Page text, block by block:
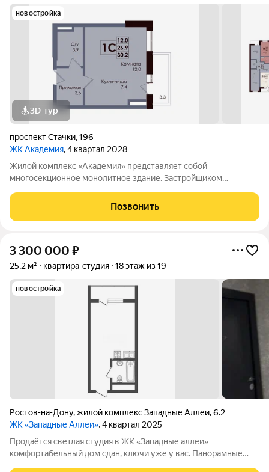
новостройка
3D-тур
проспект Стачки,196
ЖК Академия, 4 квартал 2028
Жилой комплекс «Академия» представляет собой
многосекционное монолитное здание. Застройщиком
не осуществляется. Благоустройство прилегающей
территории включает в себя организацию детских игровых
Позвонить
3 300 000 ₽
25,2 м² квартира-студия 18 этаж из 19
новостройка
Ростов-на-Дону,жилой комплекс Западные Аллеи,6.2
ЖК «Западные Аллеи», 4 квартал 2025
Продаётся светлая студия в ЖК «Западные аллеи»
комфортабельный дом сдан, ключи уже у вас. Панорамные